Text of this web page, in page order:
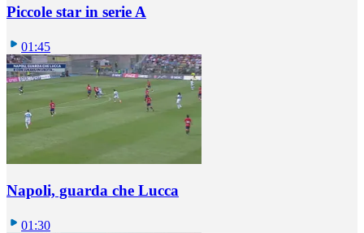
Piccole star in serie A
01:45
Napoli, guarda che Lucca
01:30